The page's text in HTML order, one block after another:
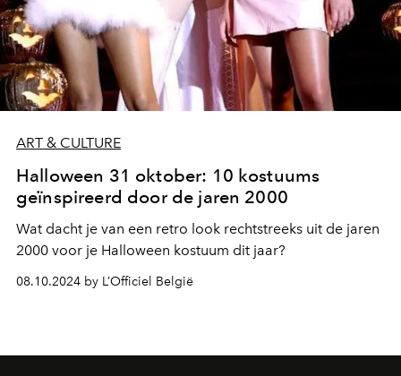
ART & CULTURE
Halloween 31 oktober: 10 kostuums
geïnspireerd door de jaren 2000
Wat dacht je van een retro look rechtstreeks uit de jaren
2000 voor je Halloween kostuum dit jaar?
08.10.2024 by L’Officiel België